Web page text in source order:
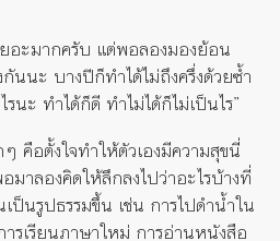
อะมากครับ แต่พอลองมองย้อน
นนะ บางปีก็ทำได้ไม่ถึงครึ่งด้วยซ้ำ
นะ ทำได้ก็ดี ทำไม่ได้ก็ไม่เป็นไร”
คือตั้งใจทำให้ตัวเองมีความสุขนี่
าลองคิดให้ลึกลงไปว่าอะไรบ้างที่
ป็นรูปธรรมขึ้น เช่น การไปดำน้ำใน
รเรียนภาษาใหม่ การอ่านหนังสือ